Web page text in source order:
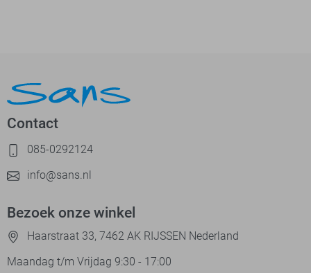
Contact
085-0292124
info@sans.nl
Bezoek onze winkel
Haarstraat 33, 7462 AK RIJSSEN Nederland
Maandag t/m Vrijdag 9:30 - 17:00